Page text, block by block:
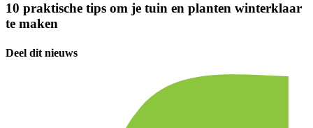
10 praktische tips om je tuin en planten winterklaar
te maken
Deel dit nieuws